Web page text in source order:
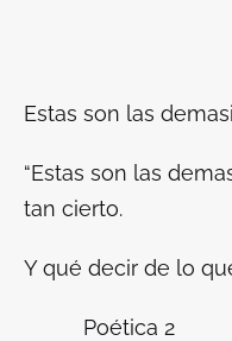
Estas son las
“Estas son las
tan cierto.
Y qué decir de lo
Poética 2